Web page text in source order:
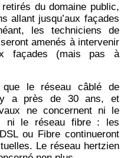
du domaine public,
allant jusqu’aux façades
les techniciens de
amenés à intervenir
façades (mais pas à
le réseau câblé de
a près de 30 ans, et
ne concernent ni le
ni le réseau fibre : les
ou Fibre continueront
Le réseau hertzien